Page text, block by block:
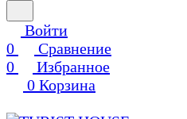
Войти
0
Сравнение
0
Избранное
0 Корзина